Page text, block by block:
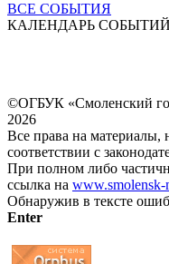
ВСЕ СОБЫТИЯ
КАЛЕНДАРЬ СОБЫТИЙ
©ОГБУК «Смоленский
2026
Все права на материалы,
соответствии с
При полном либо
ссылка на www.smolensk-
Обнаружив в тексте
Enter